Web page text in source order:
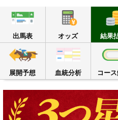
出馬表 オッズ 結果
展開予想
展開予想
血統分析
血統分析 コー